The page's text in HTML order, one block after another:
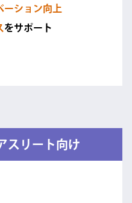
ーション向上
をサポート
スリート向け